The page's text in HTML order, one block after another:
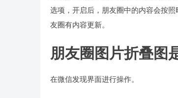
选项，开启后，朋友圈中的内容会按
友圈有内容更新。
朋友圈图片折叠图
在微信发现界面进行操作。